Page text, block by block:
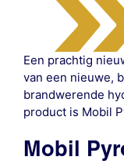
Een prachtig
van een nieuwe,
brandwerende
product is Mobil
Mobil